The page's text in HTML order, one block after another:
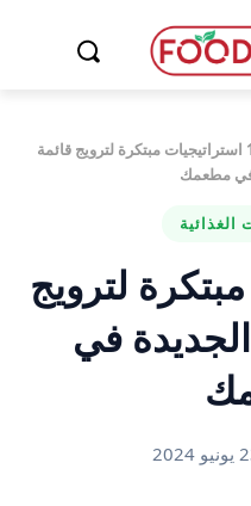
10 استراتيجيات مبتكرة لترويج قائمة
في مطعمك
الغذائية
مبتكرة لترويج
في
2024